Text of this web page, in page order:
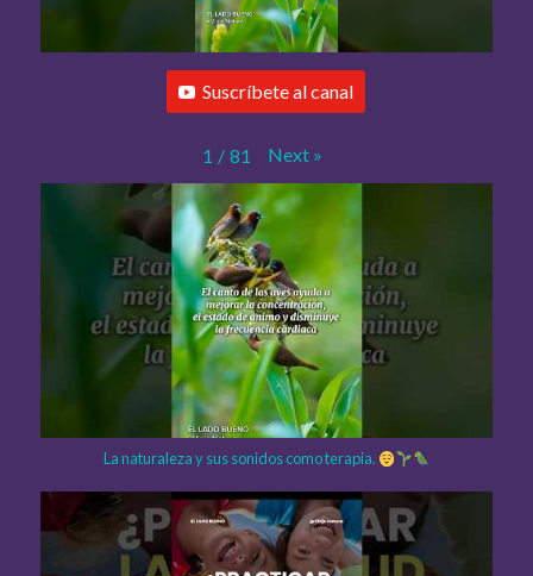
Suscríbete al canal
1 / 81 Next »
La naturaleza y sus sonidos como terapia.